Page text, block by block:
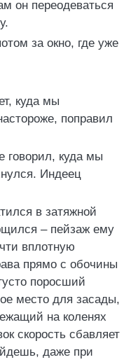
он переодеваться
за окно, где уже
куда мы
поправил
говорил, куда мы
Индеец
в затяжной
– пейзаж ему
вплотную
прямо с обочины
поросший
место для засады,
на коленях
скорость сбавляет
даже при